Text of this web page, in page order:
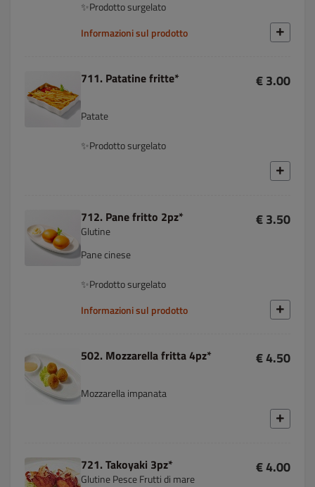
✨Prodotto surgelato
Informazioni sul prodotto
711. Patatine fritte* € 3.00
Patate
✨Prodotto surgelato
712. Pane fritto 2pz*
Glutine
€ 3.50
Pane cinese
✨Prodotto surgelato
Informazioni sul prodotto
502. Mozzarella fritta 4pz* € 4.50
Mozzarella impanata
721. Takoyaki 3pz*
Glutine Pesce Frutti di mare
€ 4.00